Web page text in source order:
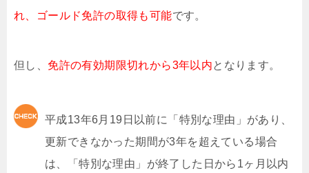
れ、ゴールド免許の取得も可能です。
但し、 免許の有効期限切れから3年以内となります。
平成13年6月19日以前に「特別な理由」があり、
更新できなかった期間が3年を超えている場合
は、「特別な理由」が終了した日から1ヶ月以内